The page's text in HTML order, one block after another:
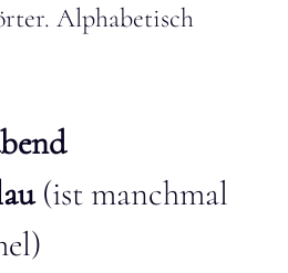
Alphabetisch
(ist manchmal